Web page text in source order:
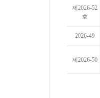
제2026-52
호
2026-49
제2026-50